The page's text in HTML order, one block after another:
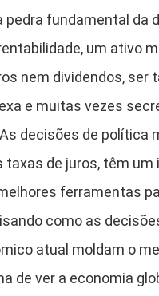
fundamental da
um ativo
nem dividendos, ser
e muitas vezes
decisões de política
de juros, têm
ferramentas
como as
atual moldam o
de ver a economia